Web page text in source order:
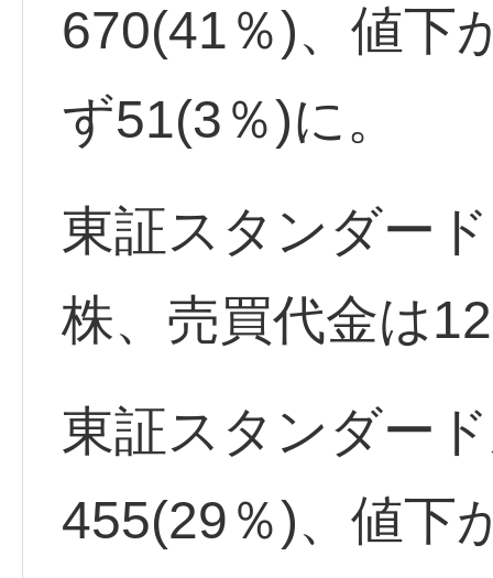
670(41％)、値下
ず51(3％)に。
東証スタンダー
株、売買代金は
東証スタンダー
455(29％)、値下